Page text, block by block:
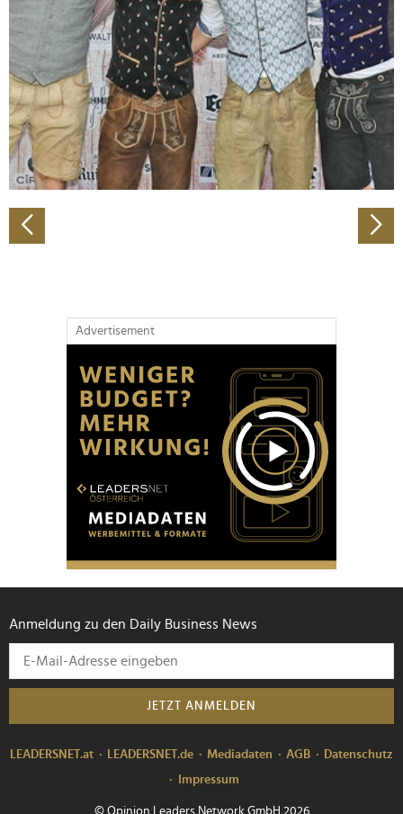
Wir verwenden Cookies, um Inhalte und Anzeigen zu
personalisieren, Funktionen für soziale Medien anbieten
zu können und die Zugriffe auf unsere Website zu
analysieren. Außerdem geben wir Informationen zu Ihrer
Verwendung unserer Website an unsere Partner für
soziale Medien, Werbung und Analysen weiter. Unsere
Partner führen diese Informationen möglicherweise mit
haben oder die sie im Rahmen Ihrer Nutzung der Dienste
gesammelt haben.
Advertisement
Anmeldung zu den Daily Business News
JETZT ANMELDEN
LEADERSNET.at LEADERSNET.de Mediadaten AGB
Datenschutz
Impressum